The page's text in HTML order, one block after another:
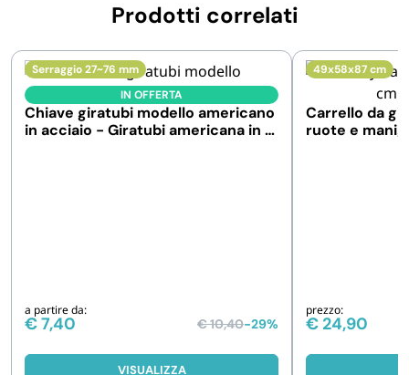
Prodotti correlati
IN OFFERTA
Serraggio 27~76 mm
Chiave giratubi modello americano
in acciaio - Giratubi americana in 5
a partire da:
€7,40 €10,40-29%
VISUALIZZA
49x58x87 cm
Carrello da
ruote e
prezzo:
€ 24,90